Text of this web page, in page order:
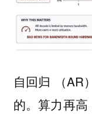
自回归 （AR
的。算力再